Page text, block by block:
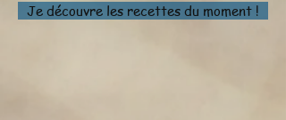
Je découvre les recettes du moment !